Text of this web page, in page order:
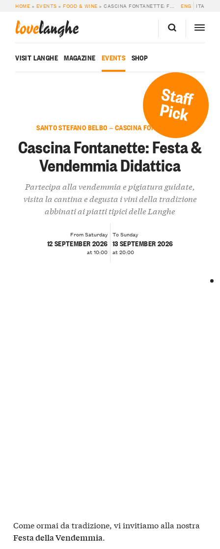
HOME » EVENTS »FOOD & WINE »CASCINA FONTANETTE: FESTA & VENDEMMIA DIDATTICA ENG ITA
lovelanghe
VISIT LANGHE MAGAZINE EVENTS SHOP
Staff
Pick
SANTO STEFANO BELBO — CASCINA FONTANETTE
Cascina Fontanette: Festa &
Vendemmia Didattica
Partecipa alla vendemmia e pigiatura guidate,
visita la cantina e degusta i vini della tradizione
abbinati ai piatti tipici delle Langhe
From Saturday
12 SEPTEMBER 2026
at 10:00
To Sunday
13 SEPTEMBER 2026
at 20:00
Come ormai da tradizione, vi invitiamo alla nostra
Festa della Vendemmia.